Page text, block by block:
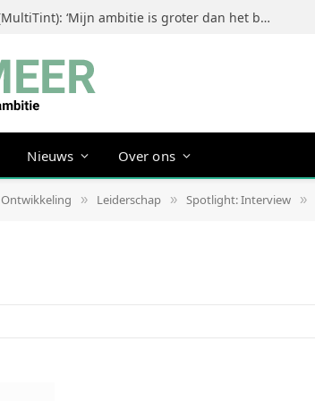
Jeanine Dorrestein (MultiTint): ‘Mijn ambitie is groter dan het bouwen van een succesvol merk’
Nieuws Over ons
Ontwikkeling » Leiderschap » Spotlight: Interview »